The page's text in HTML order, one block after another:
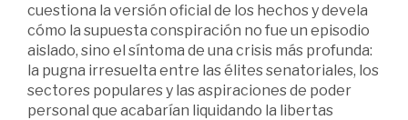
cuestiona la versión oficial de los hechos y devela
cómo la supuesta conspiración no fue un episodio
aislado, sino el síntoma de una crisis más profunda:
la pugna irresuelta entre las élites senatoriales, los
sectores populares y las aspiraciones de poder
personal que acabarían liquidando la libertas